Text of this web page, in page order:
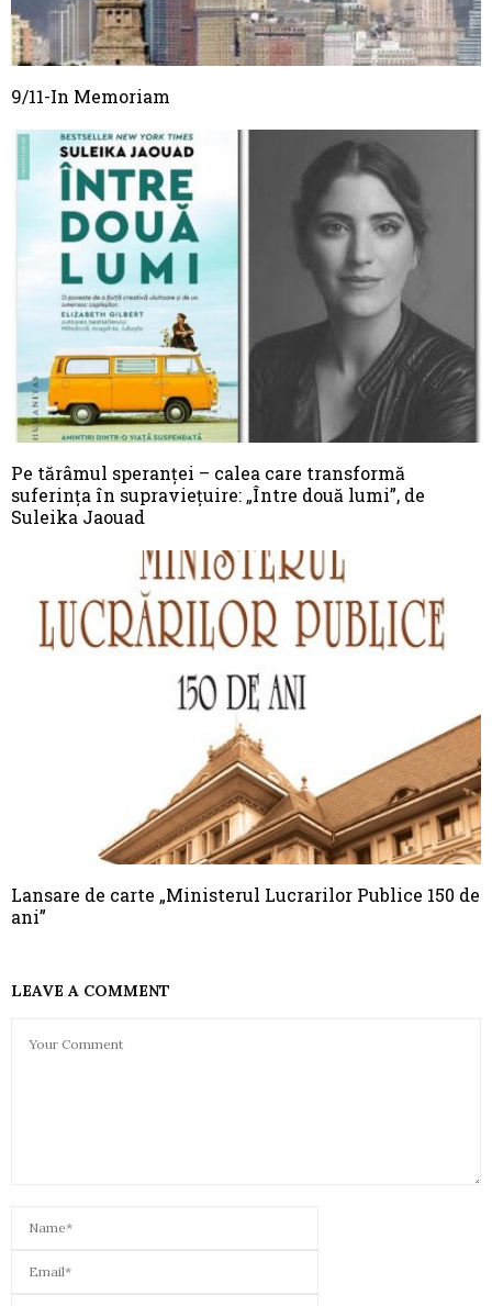
9/11-In Memoriam
Pe tărâmul speranţei – calea care transformă
suferinţa în supravieţuire: „Între două lumi”, de
Suleika Jaouad
Lansare de carte „Ministerul Lucrarilor Publice 150 de
ani”
LEAVE A COMMENT